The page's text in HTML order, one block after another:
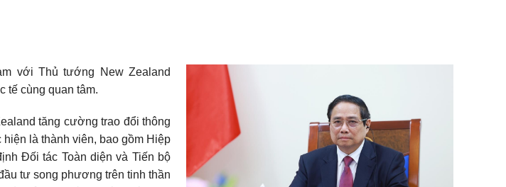
với Thủ tướng New Zealand
tế cùng quan tâm.
tăng cường trao đổi thông
là thành viên, bao gồm Hiệp
Đối tác Toàn diện và Tiến bộ
tư song phương trên tinh thần